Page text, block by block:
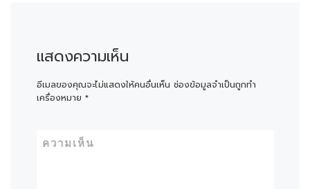
แสดงความเห็น
อีเมลของคุณจะไม่แสดงให้คนอื่นเห็น ช่องข้อมูลจำเป็นถูกทำ
เครื่องหมาย *
ความเห็น